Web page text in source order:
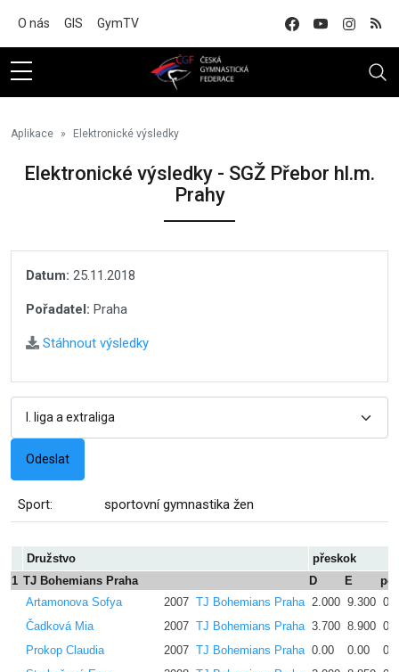
O nás GIS GymTV
Aplikace Elektronické výsledky
Elektronické výsledky - SGŽ Přebor hl.m.
Prahy
Datum: 25.11.2018
Pořadatel: Praha
Stáhnout výsledky
Sport: sportovní gymnastika žen
Družstvo
přeskok
1 TJ Bohemians Praha D E
Artamonova Sofya
2007 TJ Bohemians Praha 2.000 9.300
Čadková Mia
2007 TJ Bohemians Praha 3.700 8.900
Prokop Claudia
2007 TJ Bohemians Praha 0.00 0.00